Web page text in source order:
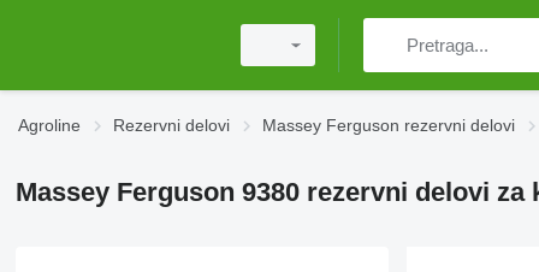
Agroline Rezervni delovi Massey Ferguson rezervni delovi
Massey Ferguson 9380 rezervni delovi za